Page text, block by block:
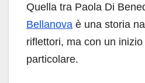
Quella tra Paola Di
Bellanova è una storia
riflettori, ma con un
particolare.